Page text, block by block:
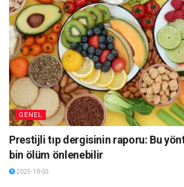
GENEL
Prestijli tıp dergisinin raporu: Bu
bin ölüm önlenebilir
2025-10-03